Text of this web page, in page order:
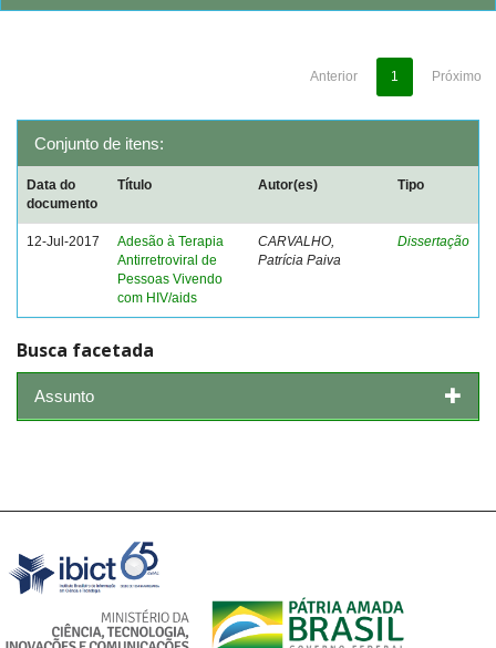
Anterior 1 Próximo
Conjunto de itens:
Data do
documento
Título Autor(es) Tipo
12-Jul-2017
Adesão à Terapia
Antirretroviral de
Pessoas Vivendo
com HIV/aids
CARVALHO,
Patrícia Paiva
Dissertação
Busca facetada
Assunto